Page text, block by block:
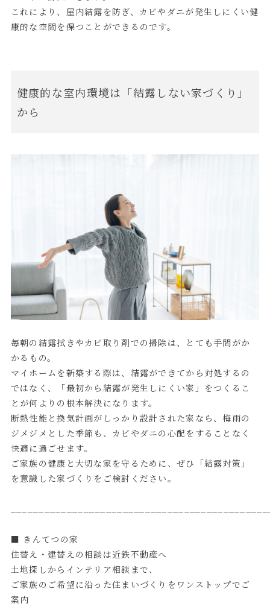
これにより、屋内結露を防ぎ、カビやダニが発生しにくい健
康的な空間を保つことができるのです。
健康的な室内環境は「結露しない家づくり」
から
毎朝の結露拭きやカビ取り剤での掃除は、とても手間がか
かるもの。
マイホームを新築する際は、結露ができてから対処するの
ではなく、「最初から結露が発生しにくい家」をつくるこ
とが何よりの根本解決になります。
断熱性能と換気計画がしっかり設計された家なら、梅雨の
ジメジメとした季節も、カビやダニの心配をすることなく
快適に過ごせます。
ご家族の健康と大切な家を守るために、ぜひ「結露対策」
を意識した家づくりをご検討ください。
■ きんてつの家
住替え・建替えの相談は近鉄不動産へ
土地探しからインテリア相談まで、
ご家族のご希望に沿った住まいづくりをワンストップでご
案内